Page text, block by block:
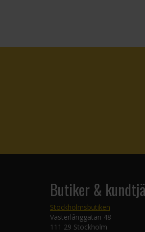
Butiker &
Stockholmsbutiken
Västerlånggatan 48
111 29 Stockholm